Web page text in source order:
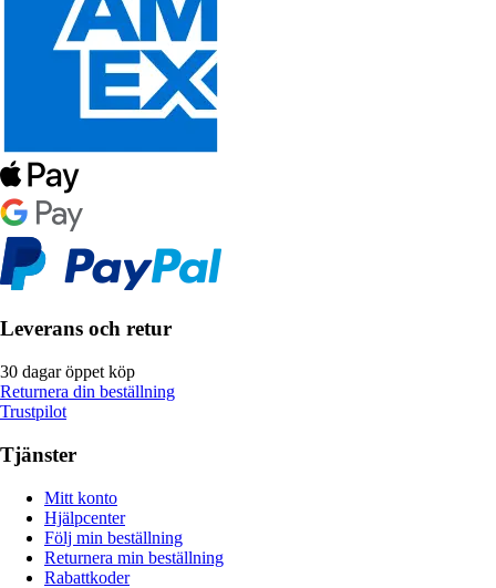
Leverans och retur
30 dagar öppet köp
Returnera din beställning
Trustpilot
Tjänster
Mitt konto
Hjälpcenter
Följ min beställning
Returnera min beställning
Rabattkoder